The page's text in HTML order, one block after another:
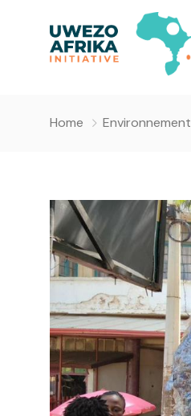
Home Environnement